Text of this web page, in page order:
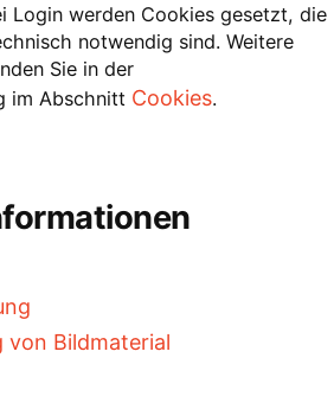
Login werden Cookies gesetzt, die
notwendig sind. Weitere
Sie in der
im Abschnitt Cookies.
von Bildmaterial